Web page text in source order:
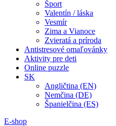
Šport
Valentín / láska
Vesmír
Zima a Vianoce
Zvieratá a príroda
Antistresové omaľovánky
Aktivity pre deti
Online puzzle
SK
Angličtina (EN)
Nemčina (DE)
Španielčina (ES)
E-shop